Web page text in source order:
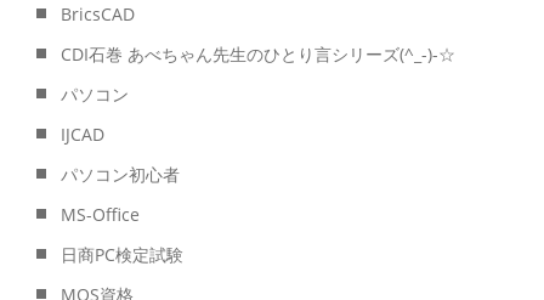
BricsCAD
CDI石巻 あべちゃん先生のひとり言シリーズ(^_-)-☆
パソコン
IJCAD
パソコン初心者
MS-Office
日商PC検定試験
MOS資格